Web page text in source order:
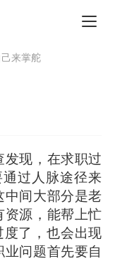
来掌舵
现，在求职过
过人脉途径来
中间大部分是老
资源，能帮上忙
度了，也会出现
问题首先要自